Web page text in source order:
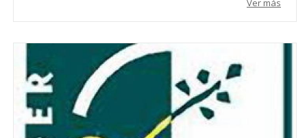
Ver más